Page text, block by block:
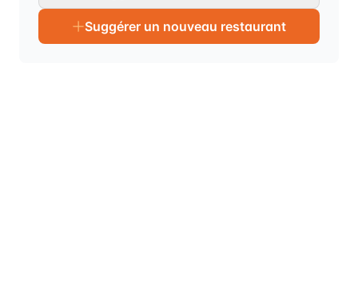
Suggérer un nouveau restaurant